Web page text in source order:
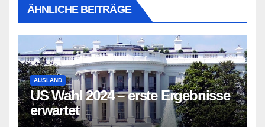
ÄHNLICHE BEITRÄGE
AUSLAND
US Wahl 2024 – erste Ergebnisse
erwartet